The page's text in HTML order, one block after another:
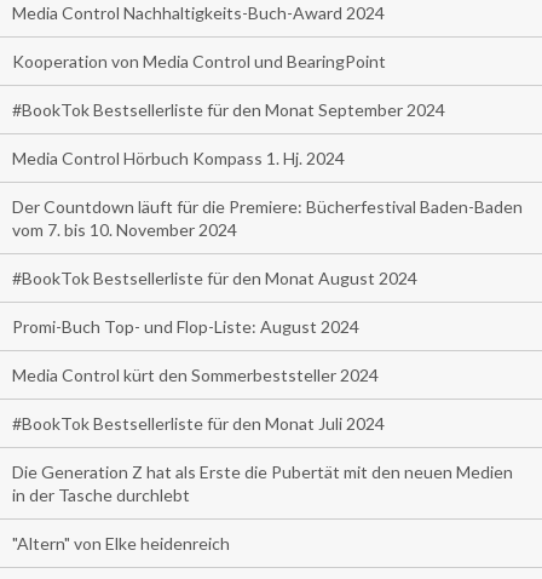
Media Control Nachhaltigkeits-Buch-Award 2024
Kooperation von Media Control und BearingPoint
#BookTok Bestsellerliste für den Monat September 2024
Media Control Hörbuch Kompass 1. Hj. 2024
Der Countdown läuft für die Premiere: Bücherfestival Baden-Baden
vom 7. bis 10. November 2024
#BookTok Bestsellerliste für den Monat August 2024
Promi-Buch Top- und Flop-Liste: August 2024
Media Control kürt den Sommerbeststeller 2024
#BookTok Bestsellerliste für den Monat Juli 2024
Die Generation Z hat als Erste die Pubertät mit den neuen Medien
in der Tasche durchlebt
"Altern" von Elke heidenreich